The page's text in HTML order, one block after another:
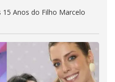
Anos do Filho Marcelo